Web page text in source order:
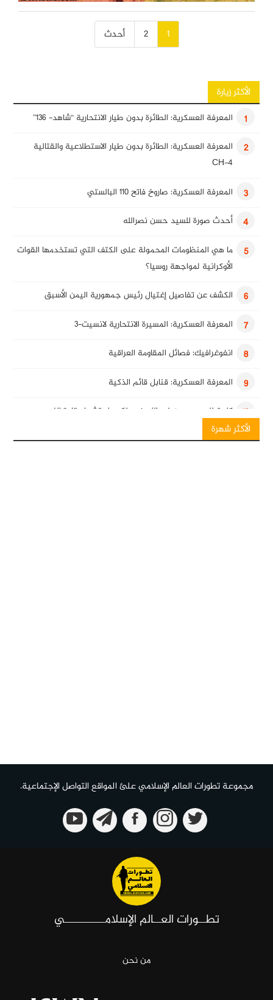
1
2 أحدث
الأكثر زيارة
1
المعرفة العسكرية: الطائرة بدون طيار الانتحارية “شاهد- 136”
2
المعرفة العسكرية: الطائرة بدون طيار الاستطلاعية والقتالية
CH-4
3 المعرفة العسكرية: صاروخ فاتح 110 البالستي
4 أحدث صورة للسيد حسن نصرالله
5
ما هي المنظومات المحمولة على الكتف التي تستخدمها القوات
الأوكرانية لمواجهة روسيا؟
6 الكشف عن تفاصيل إغتيال رئيس جمهورية اليمن الأسبق
7 المعرفة العسكرية: المسيرة الانتحارية لانسيت-3
8 انفوغرافيك: فصائل المقاومة العراقية
9 المعرفة العسكرية: قنابل قائم الذكية
10 كلمة للسيد حسن نصرالله في ذكرى استشهاد قادة النصر
الأكثر شهرة
مجموعة تطورات العالم الإسلامي علئ المواقع التواصل الإجتماعية.
تطــورات العــالم الإسلامـــــــــــي
من نحن